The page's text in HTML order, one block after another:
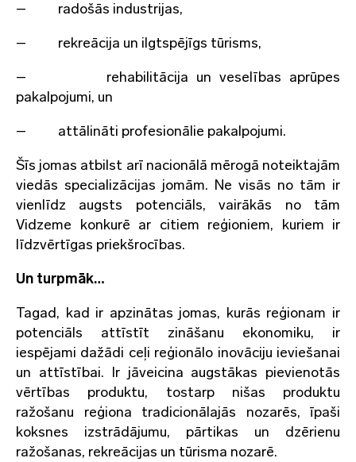
– radošās industrijas,
– rekreācija un ilgtspējīgs tūrisms,
– rehabilitācija un veselības aprūpes
pakalpojumi, un
– attālināti profesionālie pakalpojumi.
Šīs jomas atbilst arī nacionālā mērogā noteiktajām
viedās specializācijas jomām. Ne visās no tām ir
vienlīdz augsts potenciāls, vairākās no tām
Vidzeme konkurē ar citiem reģioniem, kuriem ir
līdzvērtīgas priekšrocības.
Un turpmāk…
Tagad, kad ir apzinātas jomas, kurās reģionam ir
potenciāls attīstīt zināšanu ekonomiku, ir
iespējami dažādi ceļi reģionālo inovāciju ieviešanai
un attīstībai. Ir jāveicina augstākas pievienotās
vērtības produktu, tostarp nišas produktu
ražošanu reģiona tradicionālajās nozarēs, īpaši
koksnes izstrādājumu, pārtikas un dzērienu
ražošanas, rekreācijas un tūrisma nozarē.